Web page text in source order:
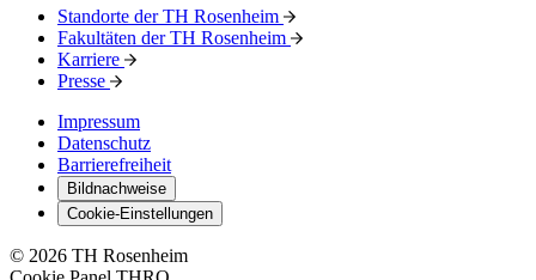
Standorte der TH Rosenheim
Fakultäten der TH Rosenheim
Karriere
Presse
Impressum
Datenschutz
Barrierefreiheit
Bildnachweise
Cookie-Einstellungen
© 2026 TH Rosenheim